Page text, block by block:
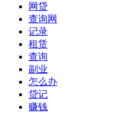
网贷
查询网
记录
租赁
查询
副业
怎么办
贷记
赚钱